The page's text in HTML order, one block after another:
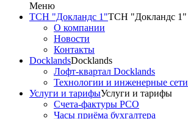
Меню
ТСН "Докландс 1"ТСН "Докландс 1"
О компании
Новости
Контакты
DocklandsDocklands
Лофт-квартал Docklands
Технологии и инженерные сети
Услуги и тарифыУслуги и тарифы
Счета-фактуры РСО
Часы приёма бухгалтера